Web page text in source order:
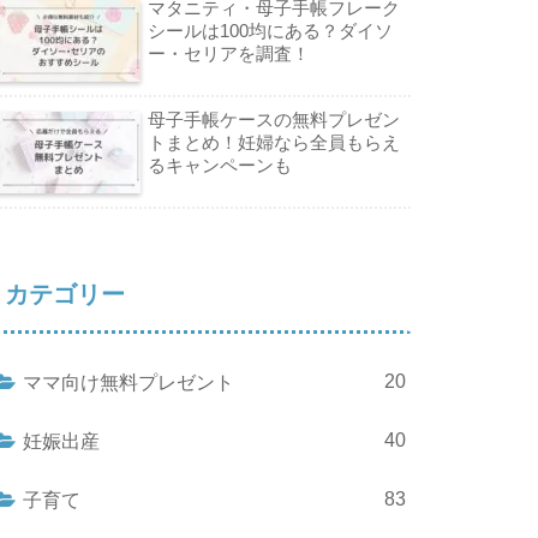
マタニティ・母子手帳フレーク
シールは100均にある？ダイソ
ー・セリアを調査！
母子手帳ケースの無料プレゼン
トまとめ！妊婦なら全員もらえ
るキャンペーンも
カテゴリー
ママ向け無料プレゼント 20
妊娠出産 40
子育て 83